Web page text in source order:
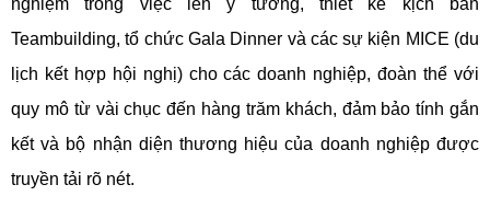
Teambuilding, tổ chức Gala Dinner và các sự kiện MICE (du
lịch kết hợp hội nghị) cho các doanh nghiệp, đoàn thể với
quy mô từ vài chục đến hàng trăm khách, đảm bảo tính gắn
kết và bộ nhận diện thương hiệu của doanh nghiệp được
truyền tải rõ nét.